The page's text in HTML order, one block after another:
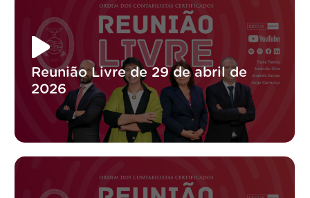
Reunião Livre de 29 de abril de
2026